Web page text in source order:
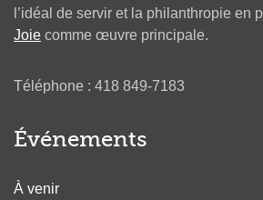
l’idéal de servir et la philanthropie en
Joie comme œuvre principale.
Téléphone : 418 849-7183
Événements
À venir